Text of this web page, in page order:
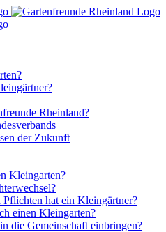
Rheinland?
der Zukunft
Kleingarten?
Pflichten hat ein Kleingärtner?
einen Kleingarten?
die Gemeinschaft einbringen?